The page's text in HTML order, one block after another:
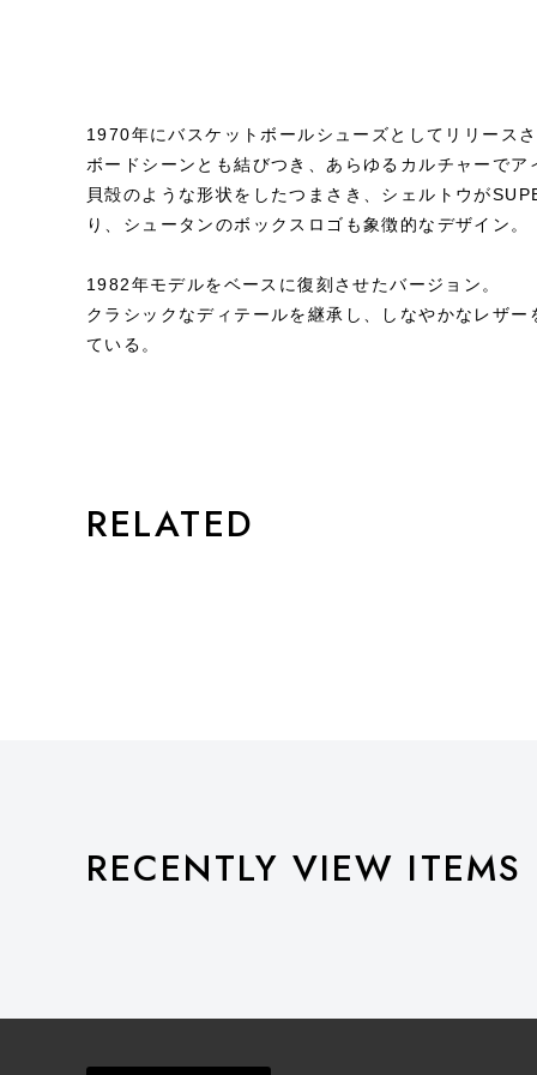
1970年にバスケットボールシューズとしてリリース
ボードシーンとも結びつき、あらゆるカルチャーでア
貝殻のような形状をしたつまさき、シェルトウが
り、シュータンのボックスロゴも象徴的なデザイン。
1982年モデルをベースに復刻させたバージョン。
クラシックなディテールを継承し、しなやかなレザ
ている。
RELATED
RECENTLY VIEW ITEMS